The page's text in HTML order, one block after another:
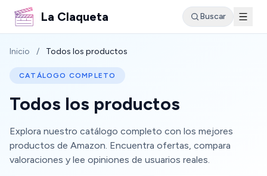
La Claqueta Buscar
Inicio / Todos los productos
CATÁLOGO COMPLETO
Todos los productos
Explora nuestro catálogo completo con los mejores
productos de Amazon. Encuentra ofertas, compara
valoraciones y lee opiniones de usuarios reales.